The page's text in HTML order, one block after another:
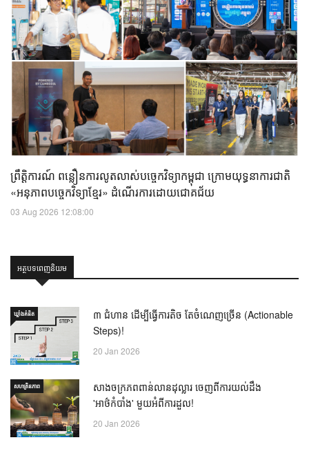
ព្រឹត្តិការណ៍ ពន្លឿនការលូតលាស់បច្ចេកវិទ្យាកម្ពុជា ក្រោមយុទ្ធនាការជាតិ
«អនុភាពបច្ចេកវិទ្យាខ្មែរ» ដំណើរការដោយជោគជ័យ
03 Aug 2026 12:08:00
អត្ថបទពេញនិយម
ឃ្លាំង​គំនិត
៣ ជំហាន ដើម្បីធ្វើការតិច តែចំណេញច្រើន (Actionable
Steps)!
20 Jan 2026
សហគ្រិនភាព
សាងចក្រភពពាន់លានដុល្លារ ចេញពីការយល់ដឹង
'អាថ៌កំបាំង' មួយអំពីការដួល!
20 Jan 2026